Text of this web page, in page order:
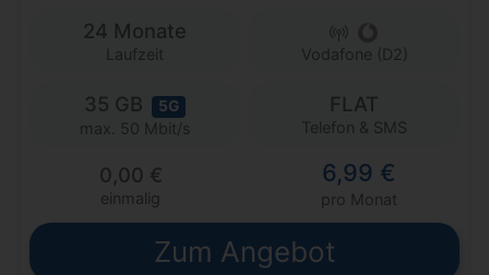
24 Monate
Laufzeit Vodafone (D2)
35 GB 5G
max. 50 Mbit/s
FLAT
Telefon & SMS
0,00 €
einmalig
6,99 €
pro Monat
Zum Angebot